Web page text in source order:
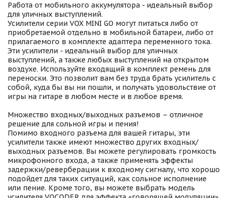
Работа от мобильного аккумулятора - идеальный выбор
для уличных выступлений.
Усилители серии VOX MINI GO могут питаться либо от
приобретаемой отдельно в мобильной батареи, либо от
прилагаемого в комплекте адаптера переменного тока.
Эти усилители - идеальный выбор для уличных
выступлений, а также любых выступлений на открытом
воздухе. Используйте входящий в комплект ремень для
переноски. Это позволит вам без труда брать усилитель с
собой, куда бы вы ни пошли, и получать удовольствие от
игры на гитаре в любом месте и в любое время.
Множество входных/выходных разъемов – отличное
решение для сольной игры и пения!
Помимо входного разъема для вашей гитары, эти
усилители также имеют множество других входных/
выходных разъемов. Вы можете регулировать громкость
микрофонного входа, а также применять эффекты
задержки/реверберации к входному сигналу, что хорошо
подойдет для таких ситуаций, как сольное исполнение
или пение. Кроме того, вы можете выбрать модель